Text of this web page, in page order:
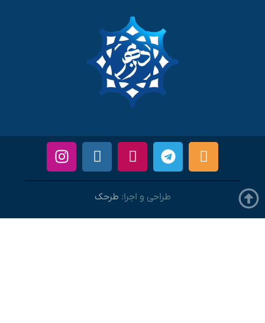
طراحی و اجرا: طرحک